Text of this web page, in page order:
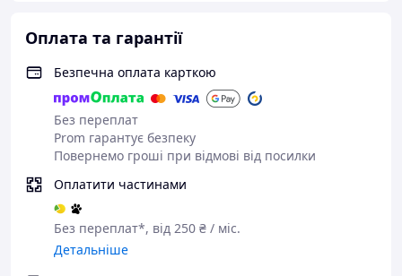
Оплата та гарантії
Безпечна оплата карткою
Без переплат
Prom гарантує безпеку
Повернемо гроші при відмові від посилки
Оплатити частинами
Без переплат*, від 250 ₴ / міс.
Детальніше